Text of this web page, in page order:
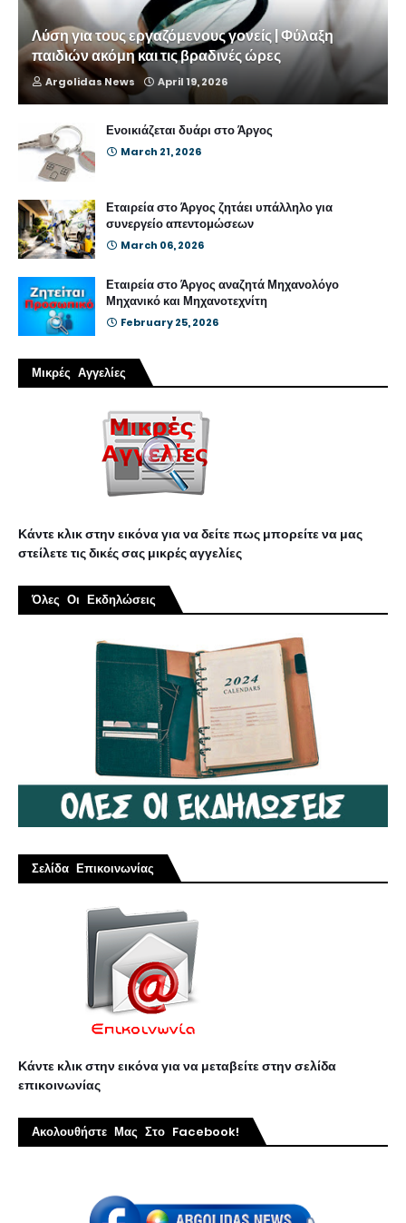
Λύση για τους εργαζόμενους γονείς | Φύλαξη
παιδιών ακόμη και τις βραδινές ώρες
Argolidas News April 19, 2026
Ενοικιάζεται δυάρι στο Άργος
March 21, 2026
Εταιρεία στο Άργος ζητάει υπάλληλο για
συνεργείο απεντομώσεων
March 06, 2026
Εταιρεία στο Άργος αναζητά Μηχανολόγο
Μηχανικό και Μηχανοτεχνίτη
February 25, 2026
Μικρές Αγγελίες
Κάντε κλικ στην εικόνα για να δείτε πως μπορείτε να μας
στείλετε τις δικές σας μικρές αγγελίες
Όλες Οι Εκδηλώσεις
Σελίδα Επικοινωνίας
Κάντε κλικ στην εικόνα για να μεταβείτε στην σελίδα
επικοινωνίας
Ακολουθήστε Μας Στο Facebook!